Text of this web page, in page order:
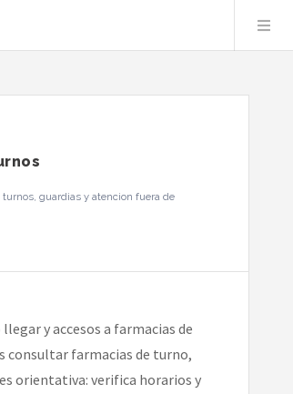
guardias y atencion fuera de
y accesos a farmacias de
consultar farmacias de turno,
orientativa: verifica horarios y